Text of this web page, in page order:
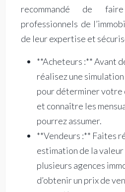
recommandé de
professionnels de
de leur expertise et
**Acheteurs :** Avant
réalisez une
pour déterminer votre
et connaître les
pourrez assumer.
**Vendeurs :** Faites
estimation de la
plusieurs agences
d’obtenir un prix de